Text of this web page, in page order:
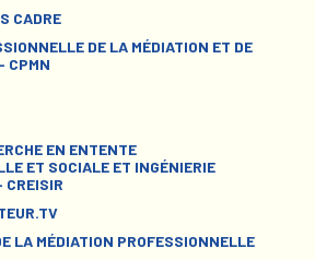
CADRE
DE LA MÉDIATION ET DE
CPMN
EN ENTENTE
ET SOCIALE ET INGÉNIERIE
CREISIR
LA MÉDIATION PROFESSIONNELLE